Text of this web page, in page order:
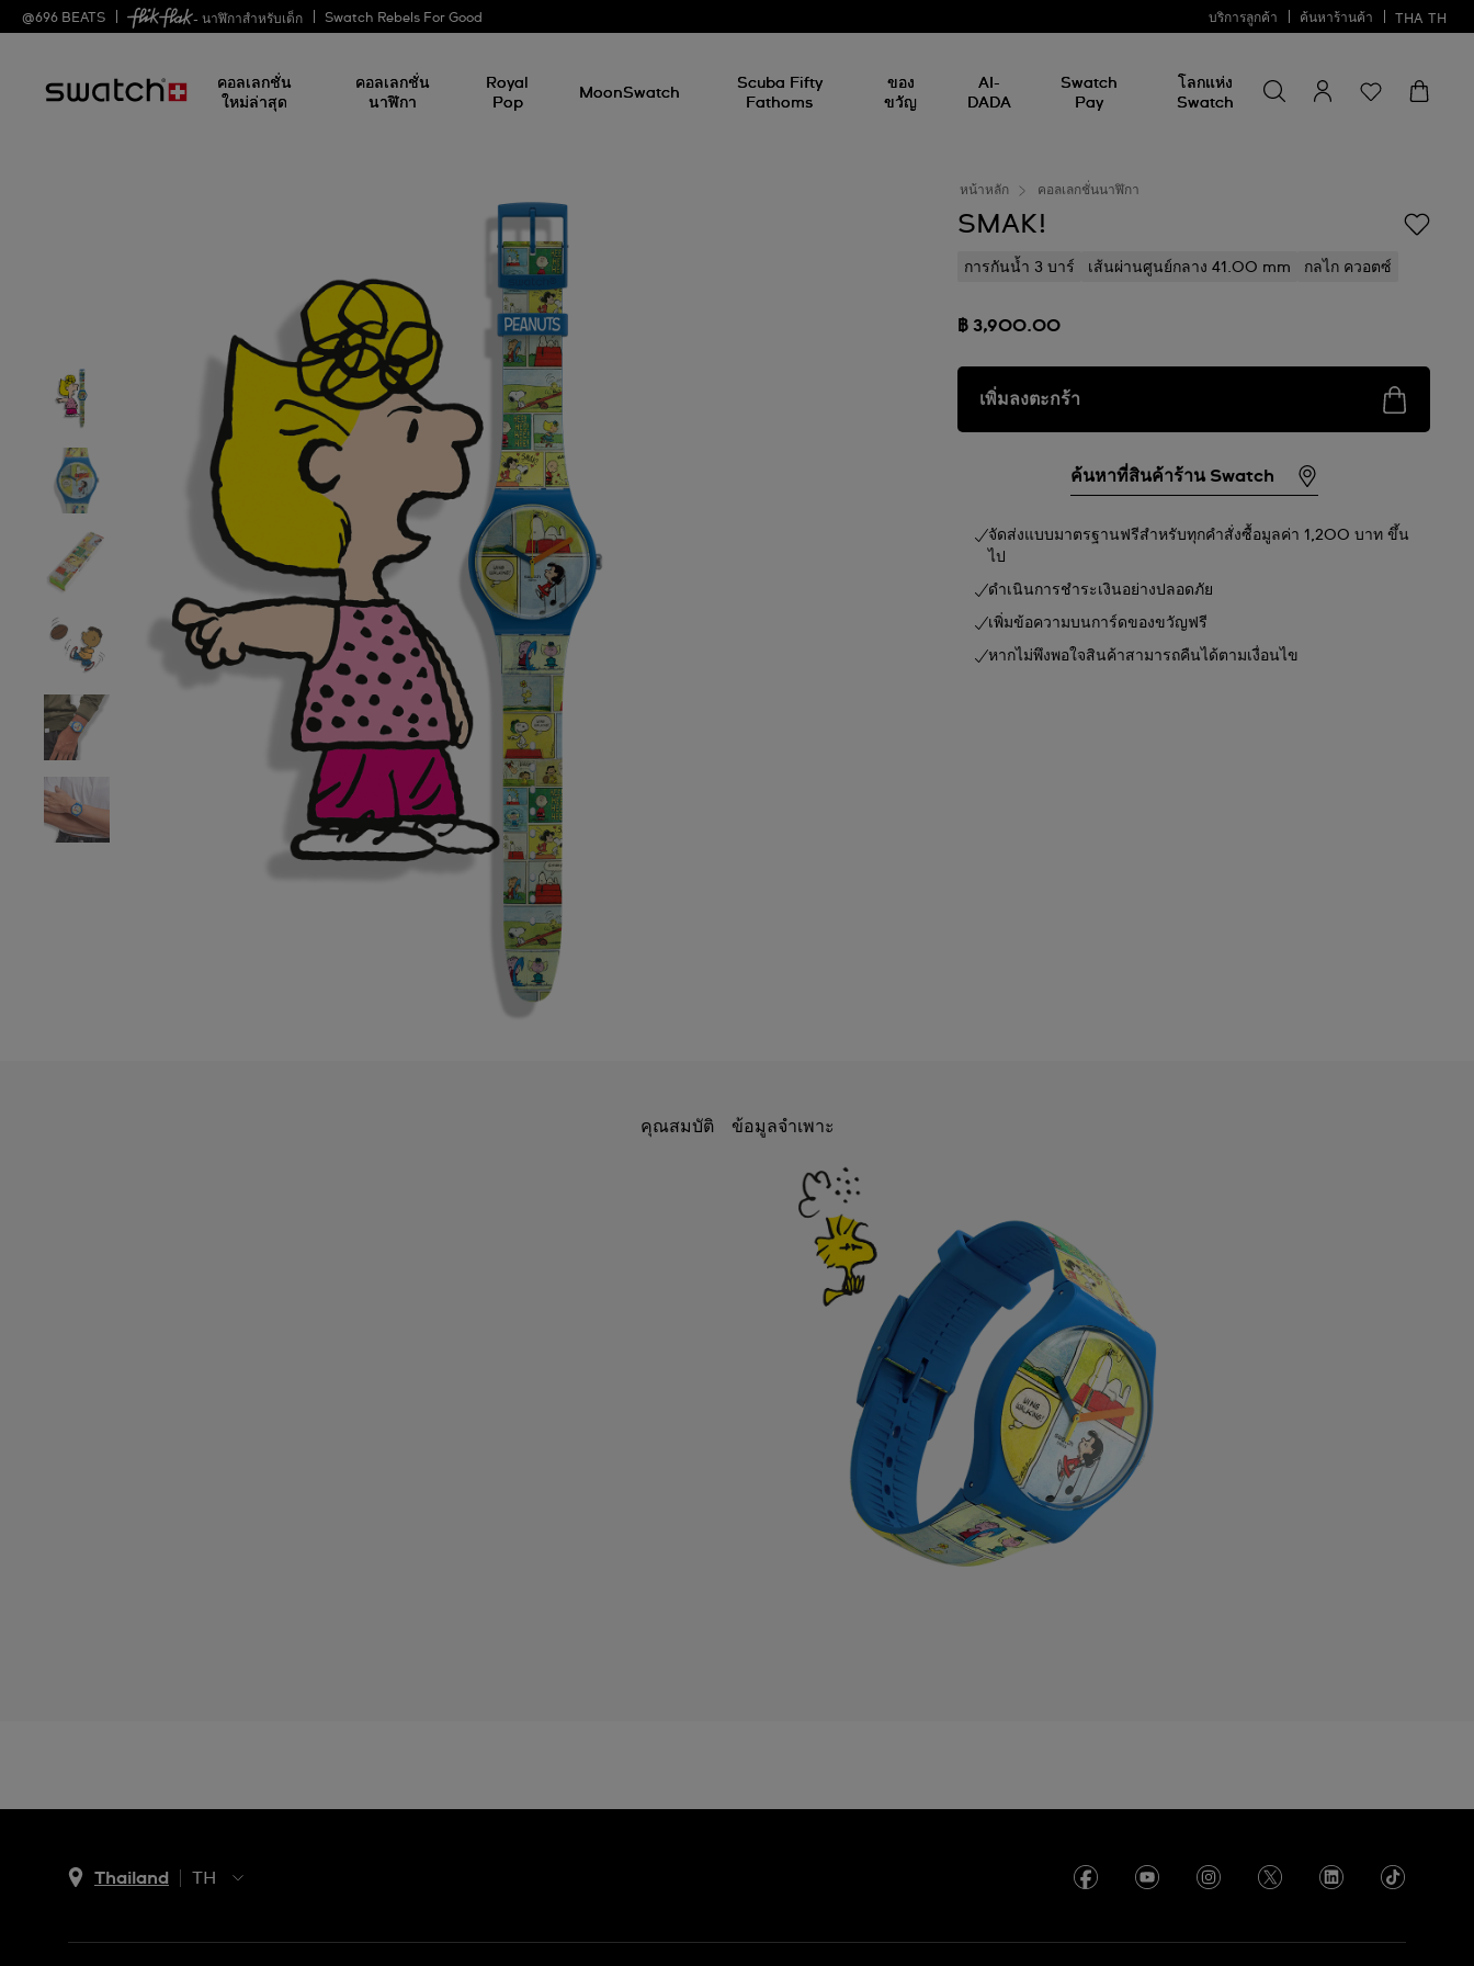
@696 BEATS - นาฬิกาสำหรับเด็ก Swatch Rebels For Good บริการลูกค้า ค้นหาร้านค้า THA TH
คอลเลกชั่น
ใหม่ล่าสุด
คอลเลกชั่น
นาฬิกา
Royal
Pop
MoonSwatch
Scuba Fifty
Fathoms
ของ
ขวัญ
AI-
DADA
Swatch
Pay
โลกแห่ง
Swatch
บาง
สิ่ง
หน้าหลัก คอลเลกชั่นนาฬิกา
SMAK!
การกันน้ำ 3 บาร์ เส้นผ่านศูนย์กลาง 41.00 mm กลไก ควอตซ์
฿ 3,900.00
เพิ่มลงตะกร้า
ค้นหาที่สินค้าร้าน Swatch
จัดส่งแบบมาตรฐานฟรีสำหรับทุกคำสั่งซื้อมูลค่า 1,200 บาท ขึ้น
ไป
ดำเนินการชำระเงินอย่างปลอดภัย
เพิ่มข้อความบนการ์ดของขวัญฟรี
หากไม่พึงพอใจสินค้าสามารถคืนได้ตามเงื่อนไข
คุณสมบัติ ข้อมูลจำเพาะ
Thailand
TH
EN